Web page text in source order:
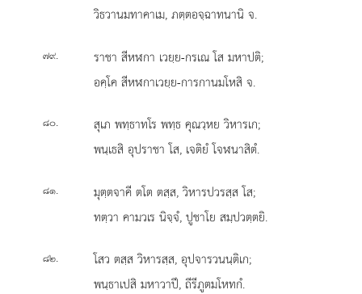
วิธวานมทาคาเม, ภตฺตอจฺฉาทนานิ จ.
๗๙.
ราชา สีหฬกา เวยฺย-กรเณ โส มหาปติ;
อคฺโค สีหฬกาเวยฺย-การกานมโหสิ จ.
๘๐.
สุเภ พทฺธาทโร พทฺธ คุณวฺหย วิหารเก;
พนฺเธสิ อุปราชา โส, เจติยํ โจฬนาสิตํ.
๘๑.
มุตฺตจาคี ตโต ตสฺส, วิหารปวรสฺส โส;
ทตฺวา คามวเร นิจฺจํ, ปูชาโย สมฺปวตฺตยิ.
๘๒.
โสว ตสฺส วิหารสฺส, อุปจารวนนฺติเก;
พนฺธาเปสิ มหาวาปึ, ถีรีภูตมโหทกํ.